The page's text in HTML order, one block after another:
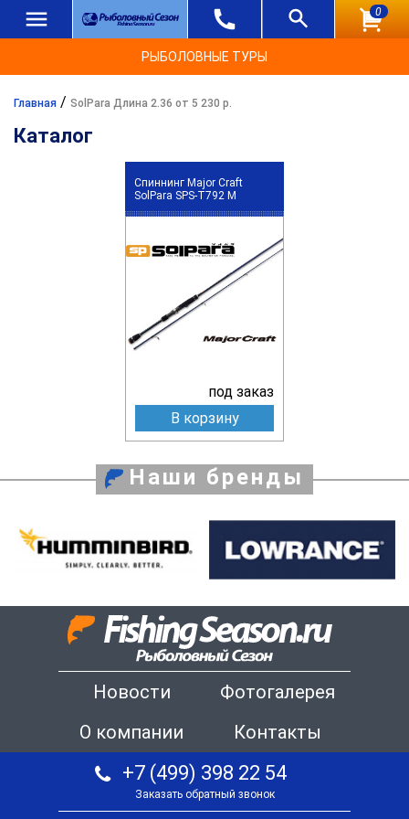
0
РЫБОЛОВНЫЕ ТУРЫ
Главная / SolPara Длина 2.36 от 5 230 р.
Каталог
Спиннинг Major Craft
SolPara SPS-T792 M
под заказ
В корзину
Наши бренды
Новости
Фотогалерея
О компании
Контакты
+7 (499) 398 22 54
Заказать обратный звонок